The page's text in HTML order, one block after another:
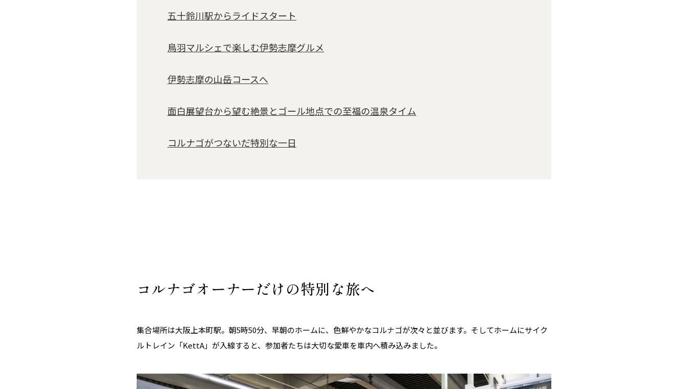
五十鈴川駅からライドスタート
鳥羽マルシェで楽しむ伊勢志摩グルメ
伊勢志摩の山岳コースへ
面白展望台から望む絶景とゴール地点での至福の温泉タイム
コルナゴがつないだ特別な一日
コルナゴオーナーだけの特別な旅へ
集合場所は大阪上本町駅。朝5時50分、早朝のホームに、色鮮やかなコルナゴが次々と並びます。そしてホームにサイク
ルトレイン「KettA」が入線すると、参加者たちは大切な愛車を車内へ積み込みました。